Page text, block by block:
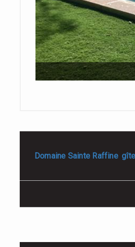
Domaine Sainte Raffine